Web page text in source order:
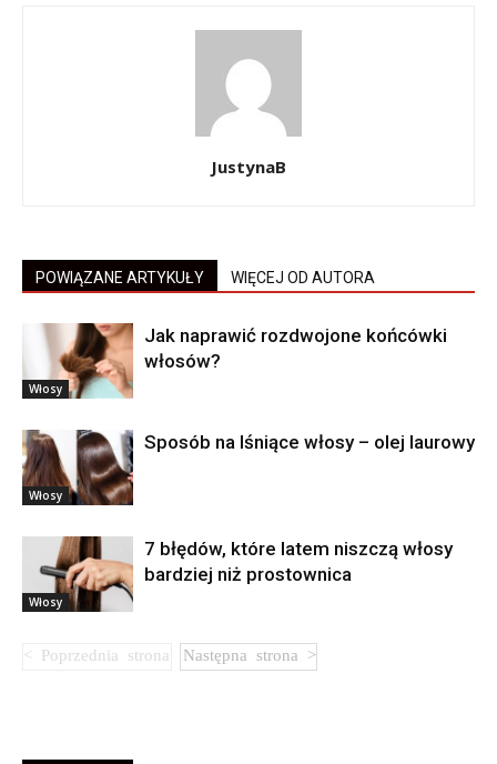
JustynaB
POWIĄZANE ARTYKUŁY WIĘCEJ OD AUTORA
Włosy
Jak naprawić rozdwojone końcówki
włosów?
Włosy
Sposób na lśniące włosy – olej laurowy
Włosy
7 błędów, które latem niszczą włosy
bardziej niż prostownica